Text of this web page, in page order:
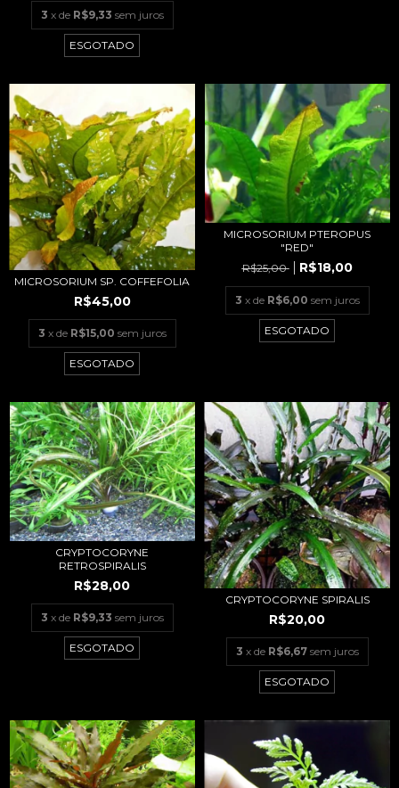
3 x de R$9,33 sem juros
ESGOTADO
MICROSORIUM SP. COFFEFOLIA
R$45,00
3 x de R$15,00 sem juros
ESGOTADO
MICROSORIUM PTEROPUS
"RED"
R$25,00
R$18,00
3 x de R$6,00 sem juros
ESGOTADO
CRYPTOCORYNE
RETROSPIRALIS
R$28,00
3 x de R$9,33 sem juros
ESGOTADO
CRYPTOCORYNE SPIRALIS
R$20,00
3 x de R$6,67 sem juros
ESGOTADO